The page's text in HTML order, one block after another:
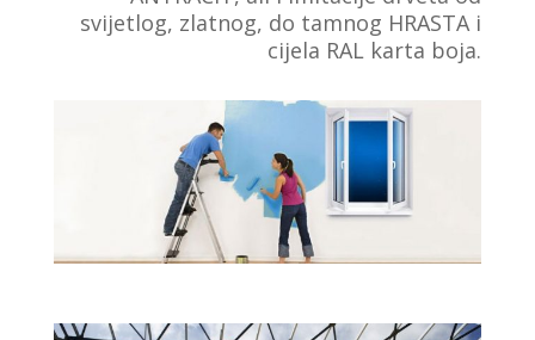
svijetlog, zlatnog, do tamnog HRASTA i
cijela RAL karta boja.